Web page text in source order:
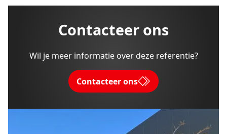
Contacteer ons
Wil je meer informatie over deze referentie?
Contacteer ons